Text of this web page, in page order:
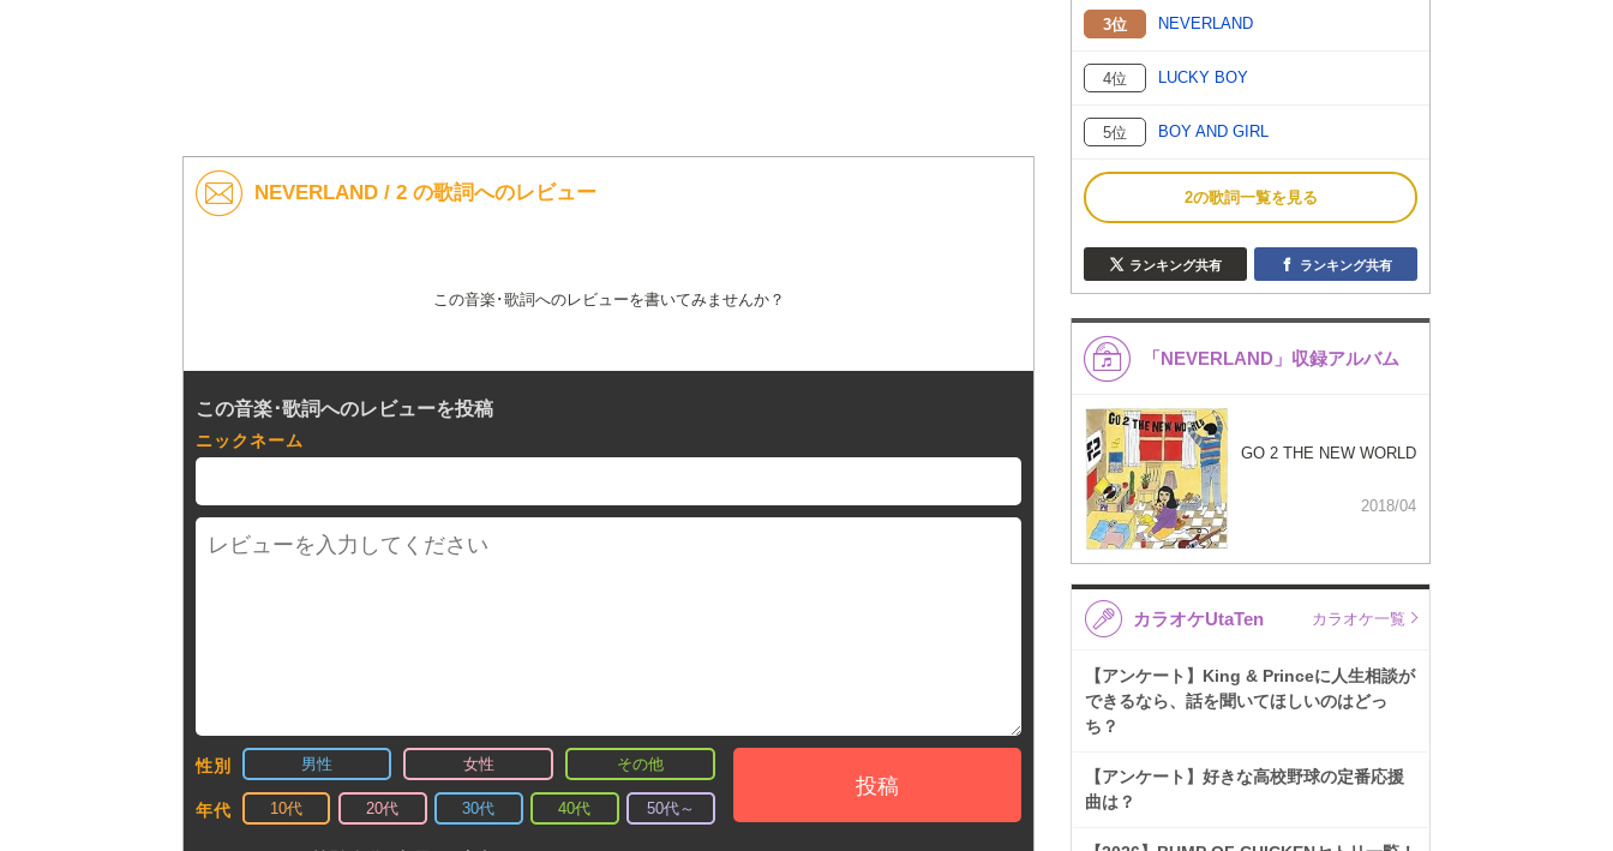
NEVERLAND / 2 の歌詞へのレビュー
この音楽･歌詞へのレビューを書いてみませんか？
この音楽･歌詞へのレビューを投稿
ニックネーム
性別 男性 女性 その他
年代 10代 20代 30代 40代 50代～
投稿
3位 NEVERLAND
4位 LUCKY BOY
5位 BOY AND GIRL
2の歌詞一覧を見る
ランキング共有 ランキング共有
「NEVERLAND」収録アルバム
GO 2 THE NEW WORLD
2018/04
カラオケUtaTen カラオケ一覧
【アンケート】King & Princeに人生相談が
できるなら、話を聞いてほしいのはどっ
ち？
【アンケート】好きな高校野球の定番応援
曲は？